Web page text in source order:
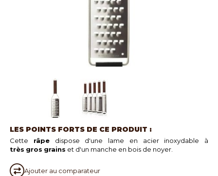
LES POINTS FORTS DE CE PRODUIT :
Cette râpedispose d'une lame en acier inoxydable à
très gros grains et d'un manche en bois de noyer.
Ajouter au comparateur